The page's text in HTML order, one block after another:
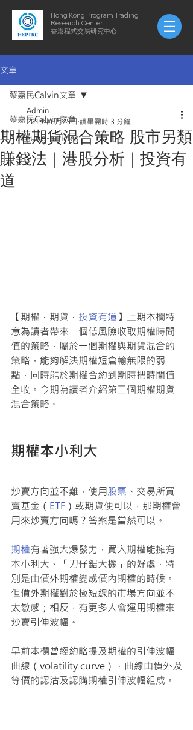
Hong Kong Program Trading
Research Center
​​香港程式交易研究中心
文章
蔡嘉民Calvin文章
AuYeung-articles
蔡嘉民Calvin文章
期權期貨混合策略 股市另類
賺錢法｜港股分析｜投資有
道
Admin
2019年6月25日 讀畢需時 3 分鐘
【期權．期貨． 投資有道】上期本欄特
意為讀者帶來一個低風險收取期權時間
值的策略，屬於一個期權與期貨混合的
策略，能夠解決期權短倉輸無限的弱
點，同時能於期權合約到期時把時間值
全收。今期為讀者介紹第二個期權期貨
混合策略。
期權本小利大
炒賣方向並不難，使用股票 、交易所買
賣基金（ ETF ）或期貨便可以，那期權會
用來炒賣方向嗎？答案是當然可以。
期權有著強大爆發力，買入期權能擁有
本小利大、「刀仔鋸大機」的好處，特
別是由價外期權變成價內期權的時候。
但價外期權對於極短線的市場方向並不
太敏感；相反，有更多人會運用期權來
炒賣引伸波幅。
早前本欄曾經約略提及期權的引伸波幅
曲線（volatility curve），曲線由價外及
等價的認沽及認購期權引伸波幅組成。